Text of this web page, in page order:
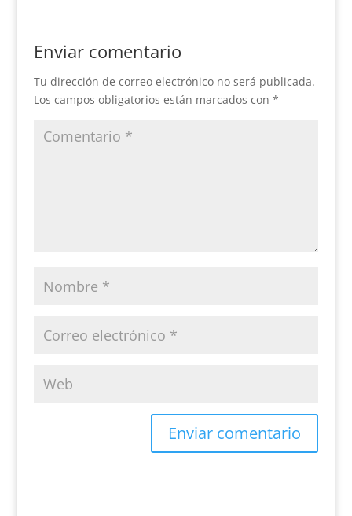
Enviar comentario
Tu dirección de correo electrónico no será publicada.
Los campos obligatorios están marcados con *